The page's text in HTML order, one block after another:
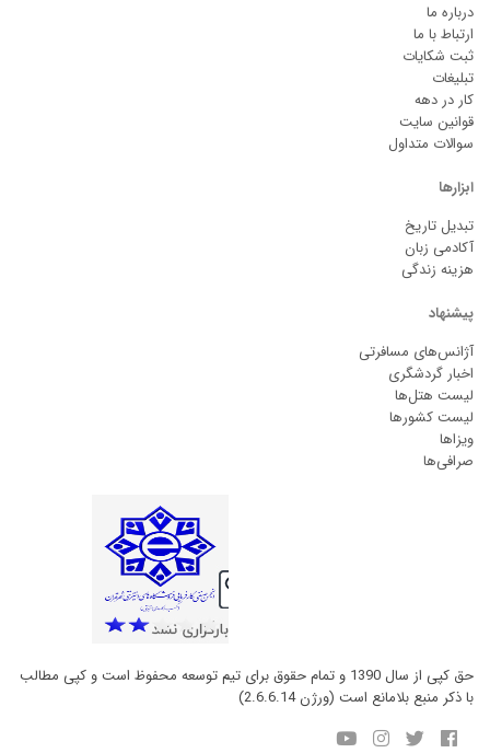
درباره ما
ارتباط با ما
ثبت شکایات
تبلیغات
کار در دهه
قوانین سایت
سوالات متداول
ابزارها
تبدیل تاریخ
آکادمی زبان
هزینه زندگی
پیشنهاد
آژانس‌های مسافرتی
اخبار گردشگری
لیست هتل‌ها
لیست کشورها
ویزاها
صرافی‌ها
حق کپی از سال 1390 و تمام حقوق برای تیم توسعه محفوظ است و کپی مطالب
با ذکر منبع بلامانع است (ورژن 2.6.6.14)